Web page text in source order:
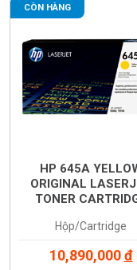
CÒN HÀNG
HP 645A
ORIGINAL
TONER
Hộp/Cartridge
10,890,000đ